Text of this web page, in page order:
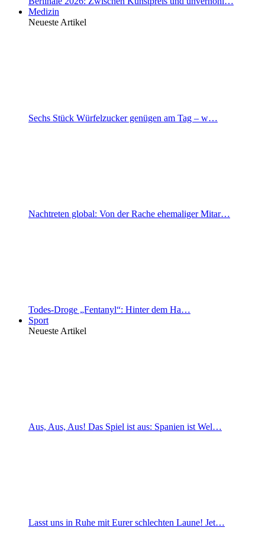
Medizin
Neueste Artikel
Sechs Stück Würfelzucker genügen am Tag – w…
Nachtreten global: Von der Rache ehemaliger Mitar…
Todes-Droge „Fentanyl“: Hinter dem Ha…
Sport
Neueste Artikel
Aus, Aus, Aus! Das Spiel ist aus: Spanien ist Wel…
Lasst uns in Ruhe mit Eurer schlechten Laune! Jet…